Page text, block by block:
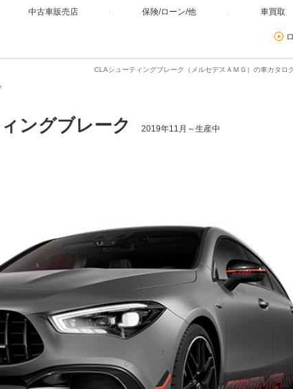
中古車販売店 保険/ローン/他 車買取
CLAシューティングブレーク（メルセデスＡＭＧ）の車カタロ
ングブレーク 2019年11月～生産中